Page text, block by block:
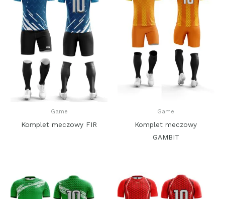
Game
Komplet meczowy FIR
Game
Komplet meczowy
GAMBIT